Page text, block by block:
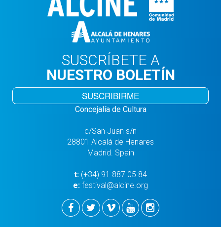
SUSCRÍBETE A
NUESTRO BOLETÍN
SUSCRIBIRME
Concejalía de Cultura
c/San Juan s/n
28801 Alcalá de Henares
Madrid. Spain
t: (+34) 91 887 05 84
e: festival@alcine.org